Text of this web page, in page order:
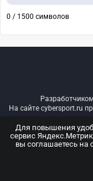
0 / 1500 символов
На сайте cybersport.ru
© ООО
ООО «Киберспорт.ру».
Для повышения
сервис
вы соглашаетесь на